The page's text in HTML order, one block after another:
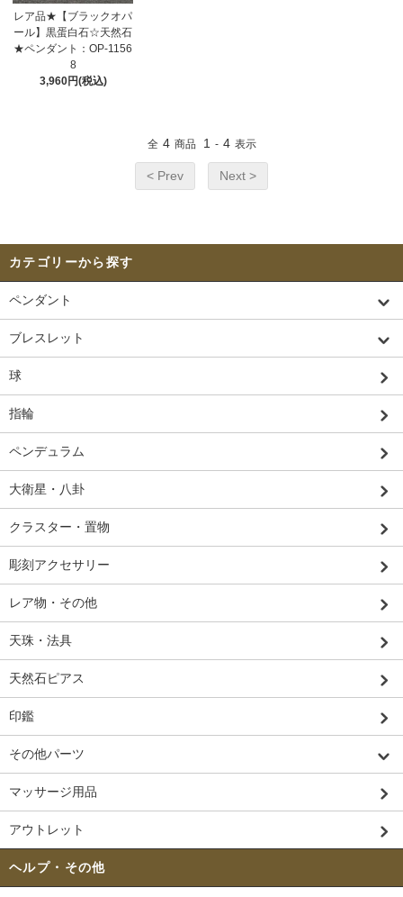
レア品★【ブラックオパ
ール】黒蛋白石☆天然石
★ペンダント：OP-1156
8
3,960円(税込)
全 4 商品 1 - 4 表示
< Prev Next >
カテゴリーから探す
ペンダント
ブレスレット
球
指輪
ペンデュラム
大衛星・八卦
クラスター・置物
彫刻アクセサリー
レア物・その他
天珠・法具
天然石ピアス
印鑑
その他パーツ
マッサージ用品
アウトレット
ヘルプ・その他